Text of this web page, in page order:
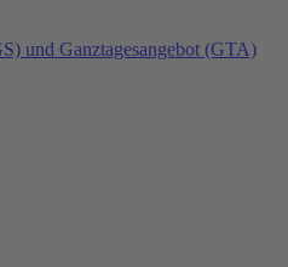
und Ganztagesangebot (GTA)